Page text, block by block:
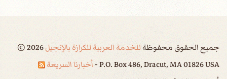
جميع الحقوق محفوظةللخدمة العربية للكرازة بالإنجيل ©2026
P.O. Box 486, Dracut, MA 01826 USA - أخبارنا السريعة